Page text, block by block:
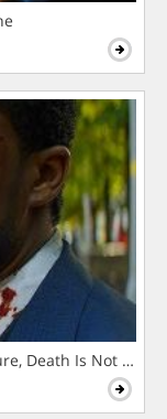
Death Is Not The